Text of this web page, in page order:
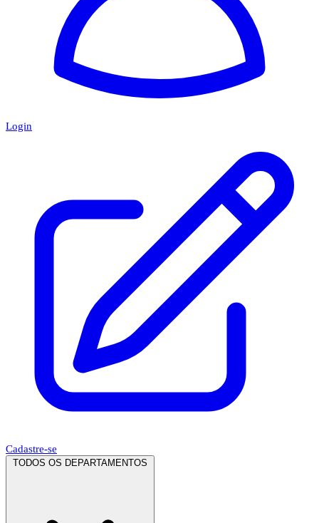
Login
Cadastre-se
TODOS OS DEPARTAMENTOS